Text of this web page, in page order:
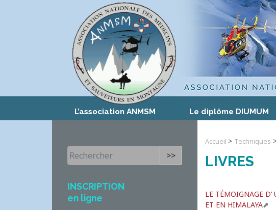
L’association ANMSM Le diplôme DIUMUM
>>
INSCRIPTION
en ligne
Accueil > Techniques
LIVRES
LE TÉMOIGNAGE
ET EN HIMALAYA